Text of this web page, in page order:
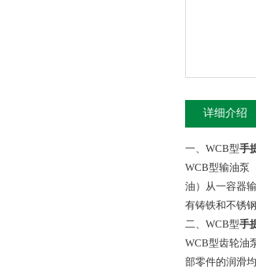
详细介绍
一、WCB型手
WCB型输油泵
油）从一容器
有铸铁和不锈
二、WCB型手
WCB型齿轮油
部零件的润滑